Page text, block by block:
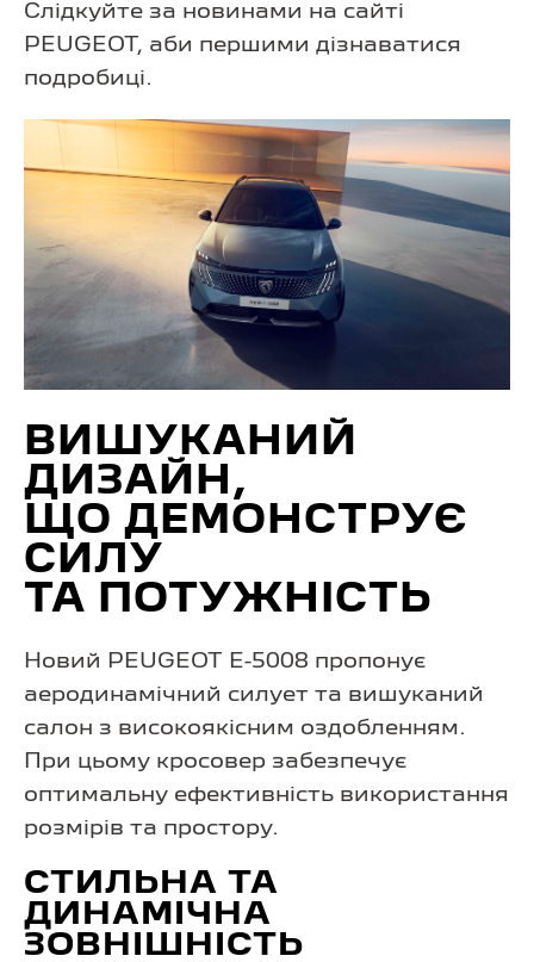
Слідкуйте за новинами на сайті
PEUGEOT, аби першими дізнаватися
подробиці.
ВИШУКАНИЙ
ДИЗАЙН,
ЩО ДЕМОНСТРУЄ
СИЛУ
ТА ПОТУЖНІСТЬ
Новий PEUGEOT E-5008 пропонує
аеродинамічний силует та вишуканий
салон з високоякісним оздобленням.
При цьому кросовер забезпечує
оптимальну ефективність використання
розмірів та простору.
СТИЛЬНА ТА
ДИНАМІЧНА
ЗОВНІШНІСТЬ